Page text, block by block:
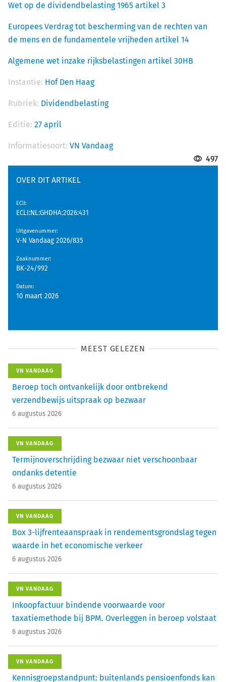
Wet op de dividendbelasting 1965 artikel 3
Europees Verdrag tot bescherming van de rechten van
de mens en de fundamentele vrijheden artikel 14
Algemene wet inzake rijksbelastingen artikel 30HB
Instantie: Hof Den Haag
Rubriek: Dividendbelasting
Editie: 27 april
Informatiesoort: VN Vandaag
497
OVER DIT ARTIKEL
EClI:
ECLI:NL:GHDHA:2026:431
Uitgavenummer:
V-N Vandaag 2026/835
Zaaknummer:
BK-24/992
Datum:
10 maart 2026
MEEST GELEZEN
VN VANDAAG
Beroep toch ontvankelijk door ontbrekend
verzendbewijs uitspraak op bezwaar
6 augustus 2026
VN VANDAAG
Termijnoverschrijding bezwaar niet verschoonbaar
ondanks detentie
6 augustus 2026
VN VANDAAG
Box 3-lijfrenteaanspraak in rendementsgrondslag tegen
waarde in het economische verkeer
6 augustus 2026
VN VANDAAG
Inkoopfactuur bindende voorwaarde voor
taxatiemethode bij BPM. Overleggen in beroep volstaat
6 augustus 2026
VN VANDAAG
Kennisgroepstandpunt: buitenlands pensioenfonds kan